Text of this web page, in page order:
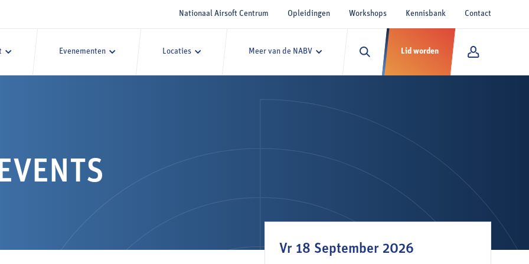
Nationaal Airsoft Centrum Opleidingen Workshops Kennisbank Contact
Evenementen Locaties Meer van de NABV Lid worden
Vr 18 September 2026